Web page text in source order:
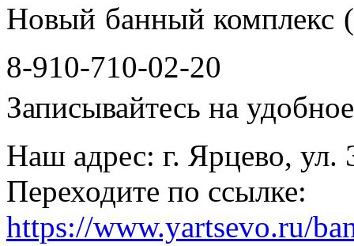
Новый банный комплекс
8-910-710-02-20
Записывайтесь на
Наш адрес: г. Ярцево, ул.
Переходите по ссылке:
https://www.yartsevo.ru/